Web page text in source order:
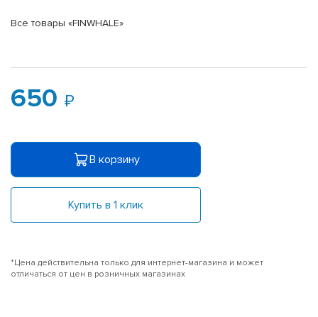
Все товары «FINWHALE»
650
В корзину
Купить в 1 клик
*Цена действительна только для интернет-магазина и может
отличаться от цен в розничных магазинах